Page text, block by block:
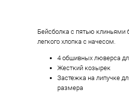
Бейсболка с пятью клиньями
легкого хлопка с начесом.
4 обшивных люверса
Жесткий козырек
Застежка на липучке
размера